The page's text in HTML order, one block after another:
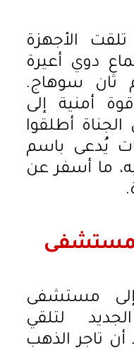
الأجهزة
دوي أعيرة
ثان سوهاج.
أمنية إلى
الجناة أطلقوا
يُدعى باسم
ما أسفر عن
مستشفى
لتلقي
أن تاجر الذهب